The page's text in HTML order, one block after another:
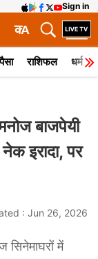
Sign in
A
क
पैसा राशिफल धर्म
बाजपेयी
इरादा, पर
: Jun 26, 2026
सिनेमाघरों में